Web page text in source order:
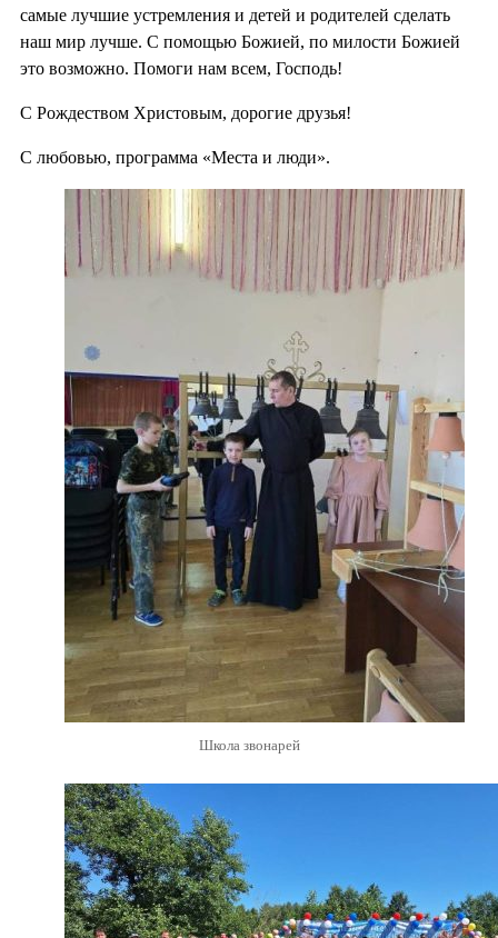
самые лучшие устремления и детей и родителей сделать
наш мир лучше. С помощью Божией, по милости Божией
это возможно. Помоги нам всем, Господь!
С Рождеством Христовым, дорогие друзья!
С любовью, программа «Места и люди».
Школа звонарей